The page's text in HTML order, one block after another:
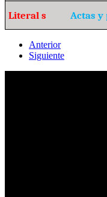
Literal s Actas
Anterior
Siguiente